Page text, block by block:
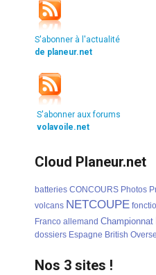
S'abonner à l'actualité
de planeur.net
S'abonner aux forums
volavoile.net
Cloud Planeur.net
batteries CONCOURS Photos
volcans NETCOUPE
Franco allemand Championnat
dossiers Espagne British
Nos 3 sites !